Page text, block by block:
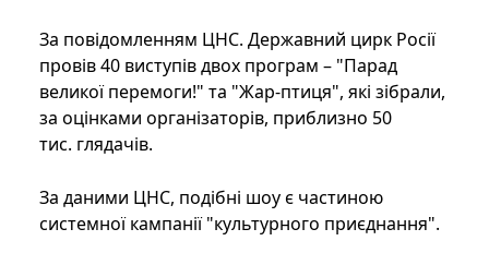
За повідомленням ЦНС. Державний цирк Росії
провів 40 виступів двох програм – "Парад
великої перемоги!" та "Жар-птиця", які зібрали,
за оцінками організаторів, приблизно 50
тис. глядачів.
За даними ЦНС, подібні шоу є частиною
системної кампанії "культурного приєднання".